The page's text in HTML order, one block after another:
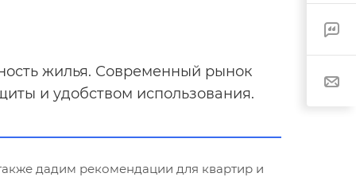
жилья. Современный рынок
и удобством использования.
дадим рекомендации для квартир и